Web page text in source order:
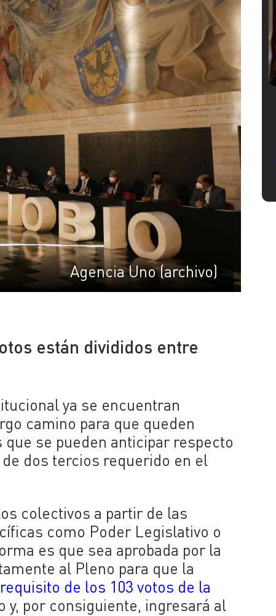
Agencia Uno (archivo)
están divididos entre
ya se encuentran
camino para que queden
se pueden anticipar respecto
dos tercios requerido en el
colectivos a partir de las
como Poder Legislativo o
es que sea aprobada por la
al Pleno para que la
de los 103 votos de la
y, por consiguiente, ingresará al